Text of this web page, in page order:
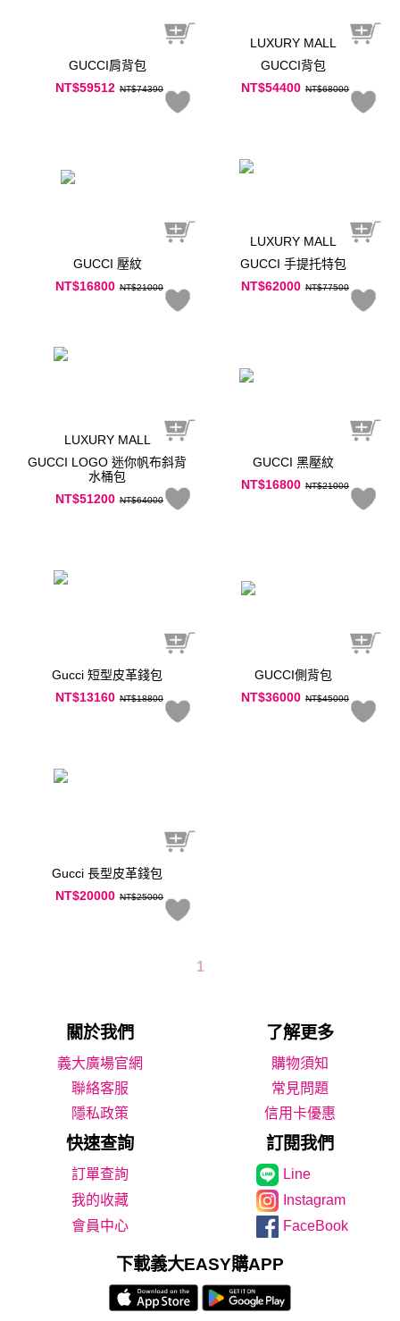
GUCCI肩背包
NT$59512 NT$74390
LUXURY MALL
GUCCI背包
NT$54400 NT$68000
GUCCI 壓紋
NT$16800 NT$21000
LUXURY MALL
GUCCI 手提托特包
NT$62000 NT$77500
LUXURY MALL
GUCCI LOGO 迷你帆布斜背
水桶包
NT$51200 NT$64000
GUCCI 黑壓紋
NT$16800 NT$21000
Gucci 短型皮革錢包
NT$13160 NT$18800
GUCCI側背包
NT$36000 NT$45000
Gucci 長型皮革錢包
NT$20000 NT$25000
1
關於我們 了解更多
義大廣場官網
購物須知
聯絡客服
常見問題
隱私政策
信用卡優惠
快速查詢 訂閱我們
Line
我的收藏
Instagram
會員中心
FaceBook
下載義大EASY購APP